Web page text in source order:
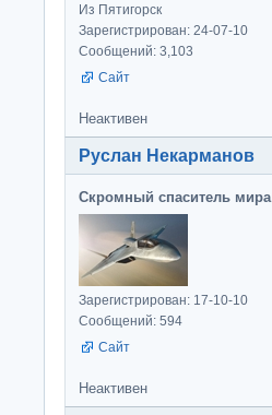
Из Пятигорск
Зарегистрирован: 24-07-10
Сообщений: 3,103
Сайт
Неактивен
Руслан Некарманов
Скромный спаситель мира
Зарегистрирован: 17-10-10
Сообщений: 594
Сайт
Неактивен